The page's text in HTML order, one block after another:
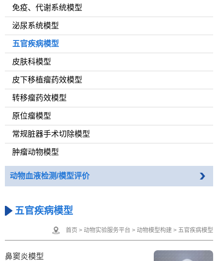
免疫、代谢系统模型
泌尿系统模型
五官疾病模型
皮肤科模型
皮下移植瘤药效模型
转移瘤药效模型
原位瘤模型
常规脏器手术切除模型
肿瘤动物模型
动物血液检测/模型评价
五官疾病模型
首页 > 动物实验服务平台 > 动物模型构建 > 五官疾病模型
鼻窦炎模型